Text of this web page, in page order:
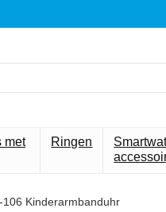
met
Ringen
106 Kinderarmbanduhr